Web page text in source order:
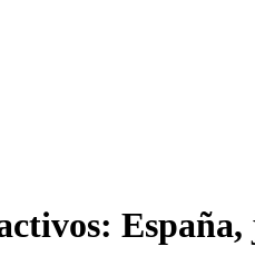
España,